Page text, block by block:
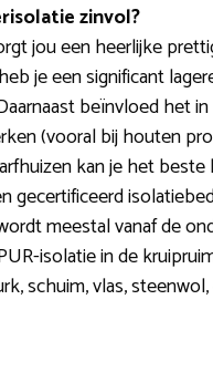
zinvol?
jou een heerlijke
je een significant
beïnvloed het
(vooral bij houten
kan je het beste
gecertificeerd
meestal vanaf de
isolatie in de
schuim, vlas,